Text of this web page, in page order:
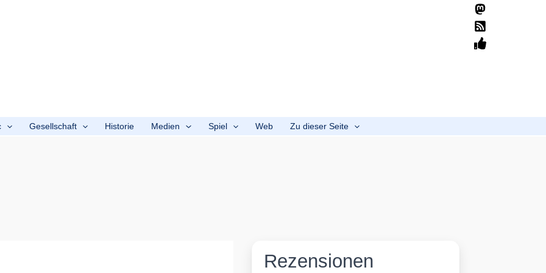
Gesellschaft Historie Medien Spiel Web Zu dieser Seite
Rezensionen